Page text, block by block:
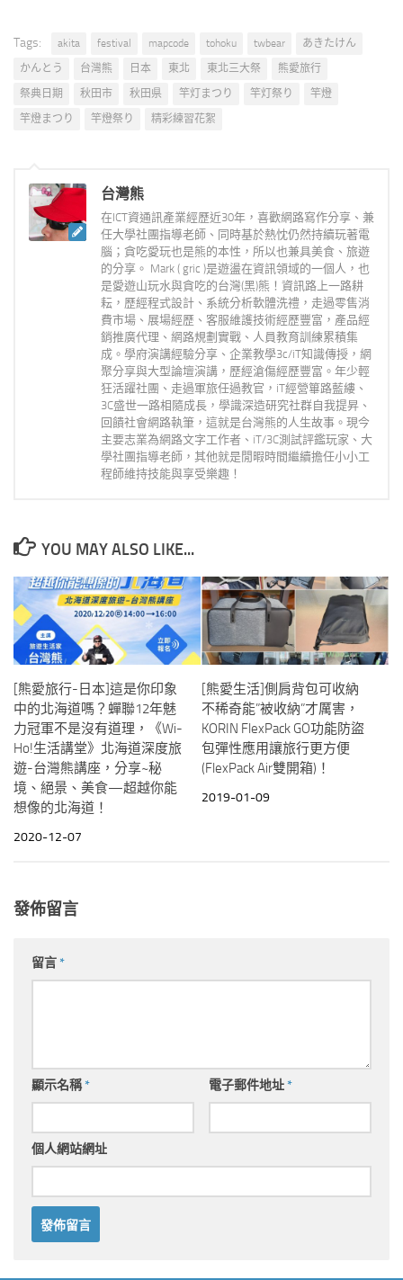
Tags: akita festival mapcode tohoku twbear
あきたけん
かんとう
台灣熊 日本 東北 東北三大祭
熊愛旅行
祭典日期
秋田市 秋田県 竿灯まつり 竿灯祭り
竿燈
竿燈まつり
竿燈祭り 精彩練習花絮
台灣熊
在ICT資通訊產業經歷近30年，喜歡網路寫作分享、兼
任大學社團指導老師、同時基於熱忱仍然持續玩著電
腦；貪吃愛玩也是熊的本性，所以也兼具美食、旅遊
的分享。 Mark ( gric )是遊盪在資訊領域的一個人，也
是愛遊山玩水與貪吃的台灣(黑)熊！資訊路上一路耕
耘，歷經程式設計、系統分析軟體洗禮，走過零售消
費市場、展場經歷、客服維護技術經歷豐富，產品經
銷推廣代理、網路規劃實戰、人員教育訓練累積集
成。學府演講經驗分享、企業教學3c/iT知識傳授，網
聚分享與大型論壇演講，歷經滄傷經歷豐富。年少輕
狂活躍社團、走過軍旅任過教官，iT經營篳路藍縷、
3C盛世一路相隨成長，學識深造研究社群自我提昇、
回饋社會網路執筆，這就是台灣熊的人生故事。現今
主要志業為網路文字工作者、iT/3C測試評鑑玩家、大
學社團指導老師，其他就是閒暇時間繼續擔任小小工
程師維持技能與享受樂趣！
YOU MAY ALSO LIKE...
[熊愛旅行-日本]這是你印象
中的北海道嗎？蟬聯12年魅
力冠軍不是沒有道理，《Wi-
Ho!生活講堂》北海道深度旅
遊-台灣熊講座，分享~秘
境、絕景、美食—超越你能
想像的北海道！
2020-12-07
[熊愛生活]側肩背包可收納
不稀奇能”被收納”才厲害，
KORIN FlexPack GO功能防盜
包彈性應用讓旅行更方便
(FlexPack Air雙開箱)！
2019-01-09
發佈留言
留言*
顯示名稱* 電子郵件地址*
個人網站網址